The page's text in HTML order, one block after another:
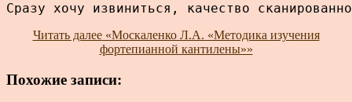
Сразу хочу извиниться, качество
Читать далее«Москаленко Л.А. «Методика изучения
фортепианной кантилены»»
Похожие записи: